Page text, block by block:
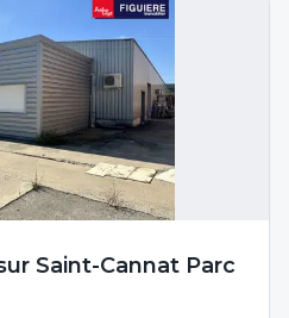
Saint-Cannat Parc